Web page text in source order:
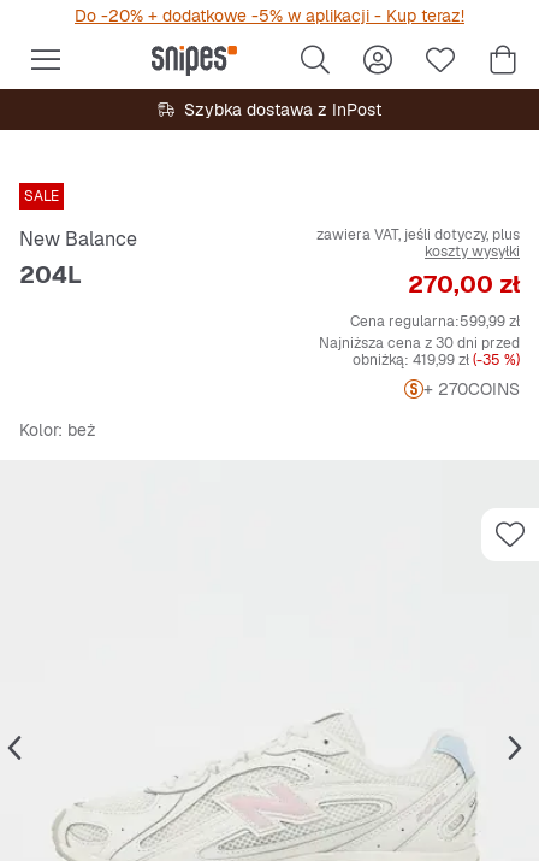
Do -20% + dodatkowe -5% w aplikacji - Kup teraz!
Szybka dostawa z InPost
SALE
New Balance
204L
zawiera VAT, jeśli dotyczy, plus
koszty wysyłki
Cena
270,00 zł
Cena regularna:599,99 zł
Najniższa cena z 30 dni przed
obniżką: 419,99 zł(-35 %)
+ 270COINS
Kolor: beż